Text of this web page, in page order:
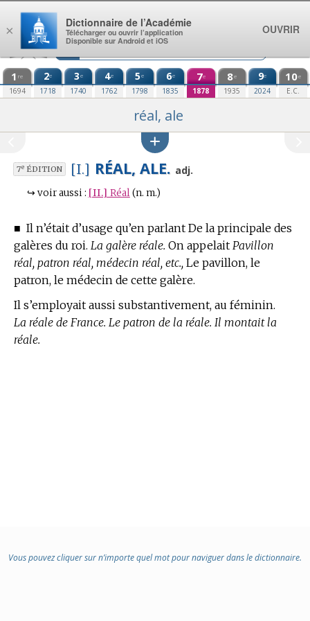
Aller au contenu
1 re
1694
2e
1718
3e
1740
4e
1762
5e
1798
6e
1835
7e
1878
8e
1935
9e
2024
10e
E.C.
réal, ale
7eÉDITION [I.] RÉAL, ALE. adj.
↪ voir aussi : [II.] Réal (n. m.)
■ Il n’était d’usage qu’en parlant De la principale des
galères du roi. La galère réale. On appelait Pavillon
réal, patron réal, médecin réal, etc., Le pavillon, le
patron, le médecin de cette galère.
Il s’employait aussi substantivement, au féminin.
La réale de France. Le patron de la réale. Il montait la
réale.
Vous pouvez cliquer sur n’importe quel mot pour naviguer dans le dictionnaire.
×
Dictionnaire de l’Académie
Télécharger ou ouvrir l’application
Disponible sur Android et iOS
OUVRIR